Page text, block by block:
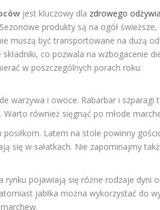
jest kluczowy dla zdrowego
produkty są na ogół
muszą być transportowane na dużą
co pozwala na wzbogacenie
w poszczególnych porach roku:
warzywa i owoce. Rabarbar i szparagi
Warto również sięgnąć po młode
posiłkom. Latem na stole powinny
się w sałatkach. Nie zapominajmy
rynku pojawiają się różne rodzaje dyni
jabłka można wykorzystać do